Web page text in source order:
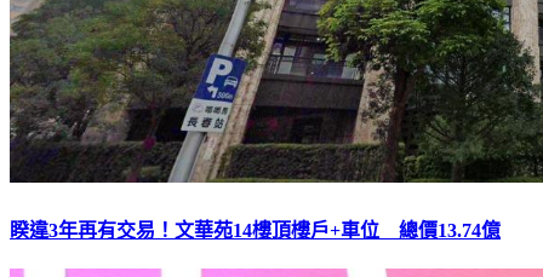
睽違3年再有交易！文華苑14樓頂樓戶+車位 總價13.74億